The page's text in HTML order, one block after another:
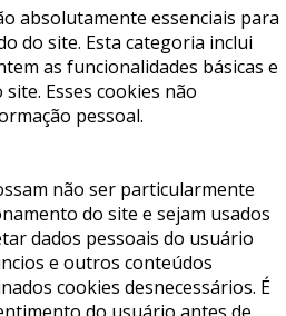
absolutamente essenciais para
do site. Esta categoria inclui
as funcionalidades básicas e
Esses cookies não
pessoal.
não ser particularmente
do site e sejam usados
dados pessoais do usuário
e outros conteúdos
cookies desnecessários. É
do usuário antes de